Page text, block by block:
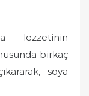
lezzetinin
birkaç
soya